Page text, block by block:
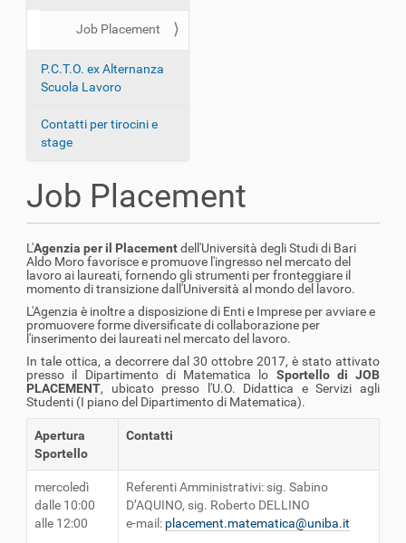
g
i
n
e
Job Placement
P.C.T.O. ex Alternanza
Scuola Lavoro
Contatti per tirocini e
stage
Job Placement
L'Agenzia per il Placementdell'Università degli Studi di Bari
Aldo Moro favorisce e promuove l'ingresso nel mercato del
lavoro ai laureati, fornendo gli strumenti per fronteggiare il
momento di transizione dall'Università al mondo del lavoro.
L'Agenzia è inoltre a disposizione di Enti e Imprese per avviare e
promuovere forme diversificate di collaborazione per
l'inserimento dei laureati nel mercato del lavoro.
In tale ottica, a decorrere dal 30 ottobre 2017, è stato attivato
presso il Dipartimento di Matematica lo Sportello di JOB
PLACEMENT, ubicato presso l'U.O. Didattica e Servizi agli
Studenti (I piano del Dipartimento di Matematica).
Apertura
Sportello
Contatti
mercoledì
dalle 10:00
alle 12:00
Referenti Amministrativi: sig. Sabino
D’AQUINO, sig. Roberto DELLINO
e-mail: placement.matematica@uniba.it